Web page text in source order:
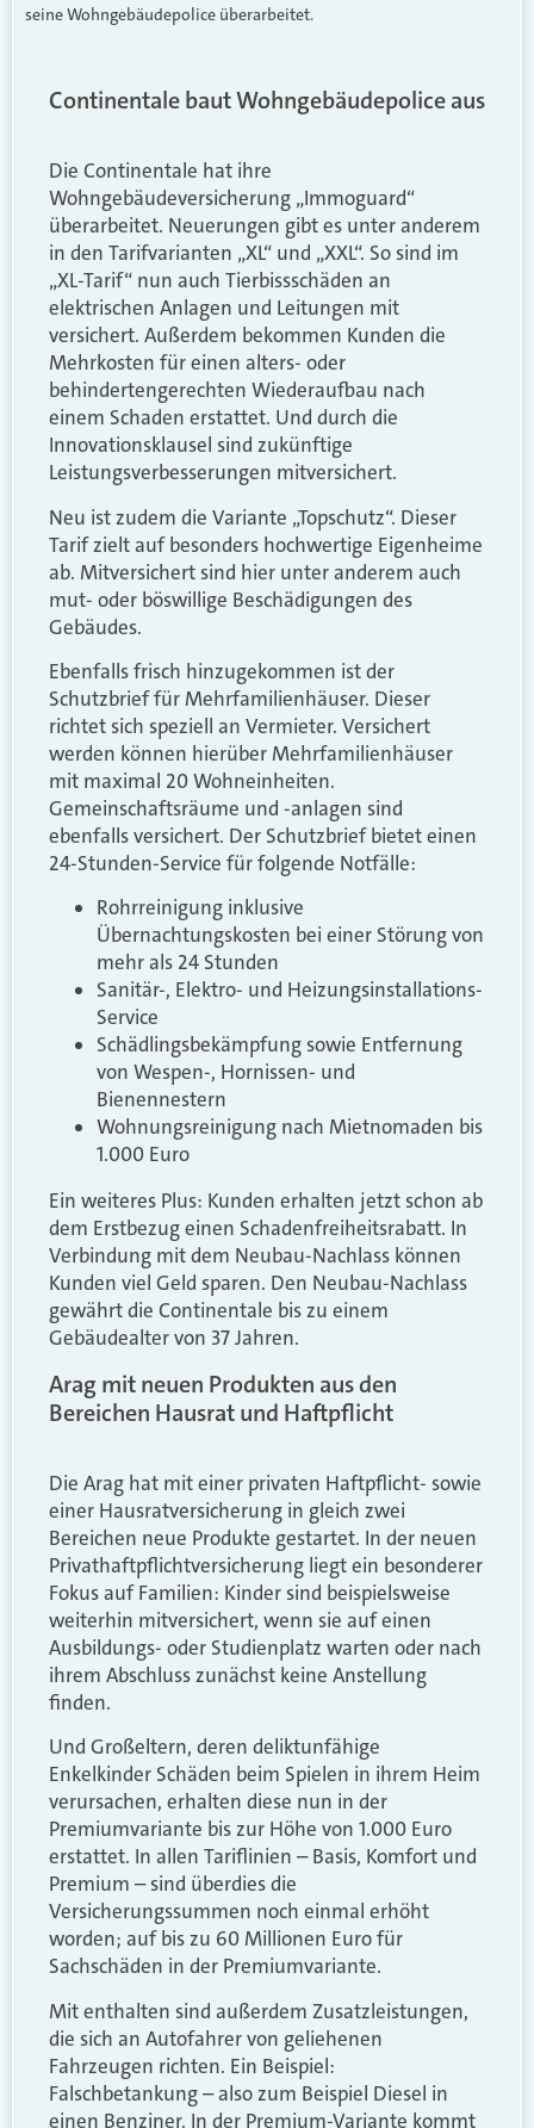
seine Wohngebäudepolice überarbeitet.
Continentale baut Wohngebäudepolice aus
Die Continentale hat ihre
Wohngebäudeversicherung „Immoguard“
überarbeitet. Neuerungen gibt es unter anderem
in den Tarifvarianten „XL“ und „XXL“. So sind im
„XL-Tarif“ nun auch Tierbissschäden an
elektrischen Anlagen und Leitungen mit
versichert. Außerdem bekommen Kunden die
Mehrkosten für einen alters- oder
behindertengerechten Wiederaufbau nach
einem Schaden erstattet. Und durch die
Innovationsklausel sind zukünftige
Leistungsverbesserungen mitversichert.
Neu ist zudem die Variante „Topschutz“. Dieser
Tarif zielt auf besonders hochwertige Eigenheime
ab. Mitversichert sind hier unter anderem auch
mut- oder böswillige Beschädigungen des
Gebäudes.
Ebenfalls frisch hinzugekommen ist der
Schutzbrief für Mehrfamilienhäuser. Dieser
richtet sich speziell an Vermieter. Versichert
werden können hierüber Mehrfamilienhäuser
mit maximal 20 Wohneinheiten.
Gemeinschaftsräume und -anlagen sind
ebenfalls versichert. Der Schutzbrief bietet einen
24-Stunden-Service für folgende Notfälle:
Rohrreinigung inklusive
Übernachtungskosten bei einer Störung von
mehr als 24 Stunden
Sanitär-, Elektro- und Heizungsinstallations-
Service
Schädlingsbekämpfung sowie Entfernung
von Wespen-, Hornissen- und
Bienennestern
Wohnungsreinigung nach Mietnomaden bis
1.000 Euro
Ein weiteres Plus: Kunden erhalten jetzt schon ab
dem Erstbezug einen Schadenfreiheitsrabatt. In
Verbindung mit dem Neubau-Nachlass können
Kunden viel Geld sparen. Den Neubau-Nachlass
gewährt die Continentale bis zu einem
Gebäudealter von 37 Jahren.
Arag mit neuen Produkten aus den
Bereichen Hausrat und Haftpflicht
Die Arag hat mit einer privaten Haftpflicht- sowie
einer Hausratversicherung in gleich zwei
Bereichen neue Produkte gestartet. In der neuen
Privathaftpflichtversicherung liegt ein besonderer
Fokus auf Familien: Kinder sind beispielsweise
weiterhin mitversichert, wenn sie auf einen
Ausbildungs- oder Studienplatz warten oder nach
ihrem Abschluss zunächst keine Anstellung
finden.
Und Großeltern, deren deliktunfähige
Enkelkinder Schäden beim Spielen in ihrem Heim
verursachen, erhalten diese nun in der
Premiumvariante bis zur Höhe von 1.000 Euro
erstattet. In allen Tariflinien – Basis, Komfort und
Premium – sind überdies die
Versicherungssummen noch einmal erhöht
worden; auf bis zu 60 Millionen Euro für
Sachschäden in der Premiumvariante.
Mit enthalten sind außerdem Zusatzleistungen,
die sich an Autofahrer von geliehenen
Fahrzeugen richten. Ein Beispiel:
Falschbetankung – also zum Beispiel Diesel in
einen Benziner. In der Premium-Variante kommt